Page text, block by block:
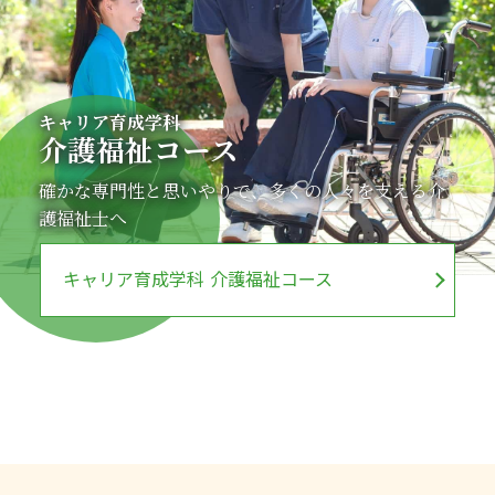
キャリア育成学科
介護福祉コース
確かな専門性と思いやりで、多くの人々を支える介
護福祉士へ
キャリア育成学科 介護福祉コース